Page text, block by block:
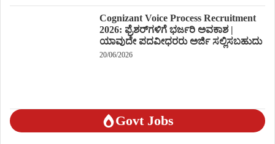
Cognizant Voice Process Recruitment
2026: ಫ್ರೆಶರ್‌ಗಳಿಗೆ ಭರ್ಜರಿ ಅವಕಾಶ |
ಯಾವುದೇ ಪದವೀಧರರು ಅರ್ಜಿ ಸಲ್ಲಿಸಬಹುದು
20/06/2026
Govt Jobs